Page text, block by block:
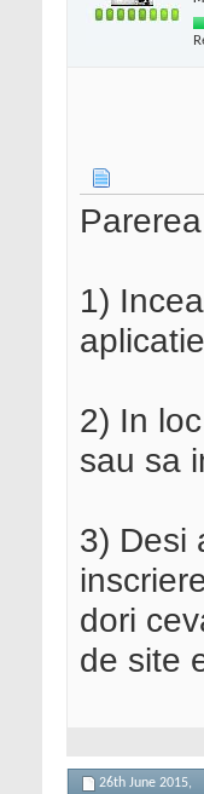
1)
2) In
sau sa
3) Desi
dori
de site
26th June 2015,